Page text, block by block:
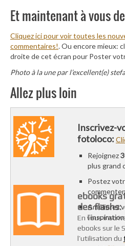
Et maintenant à vous
Cliquez ici pour voir toutes les
commentaires!. Ou encore mieux:
droite de cet écran pour Poster
Photo à la une par l’excellent(e)
Allez plus loin
Inscrivez-
fotoloco:
Rejoignez
plus grand
Postez
Améliorez
l’inspiration
ebooks
des flashs:
En vous
ebooks sur le
l’utilisation du